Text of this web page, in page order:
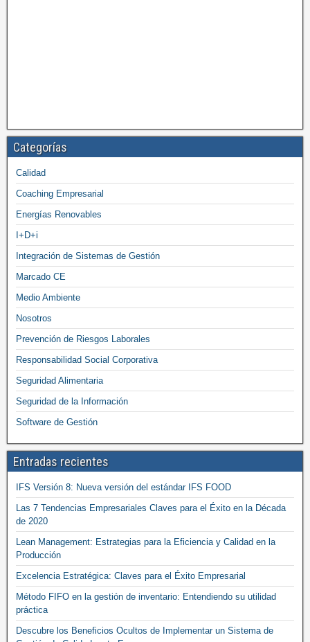
Categorías
Calidad
Coaching Empresarial
Energías Renovables
I+D+i
Integración de Sistemas de Gestión
Marcado CE
Medio Ambiente
Nosotros
Prevención de Riesgos Laborales
Responsabilidad Social Corporativa
Seguridad Alimentaria
Seguridad de la Información
Software de Gestión
Entradas recientes
IFS Versión 8: Nueva versión del estándar IFS FOOD
Las 7 Tendencias Empresariales Claves para el Éxito en la Década
de 2020
Lean Management: Estrategias para la Eficiencia y Calidad en la
Producción
Excelencia Estratégica: Claves para el Éxito Empresarial
Método FIFO en la gestión de inventario: Entendiendo su utilidad
práctica
Descubre los Beneficios Ocultos de Implementar un Sistema de